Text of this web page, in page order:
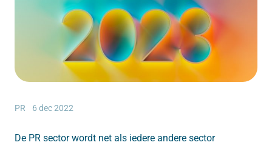
PR 6 dec 2022
De PR sector wordt net als iedere andere sector